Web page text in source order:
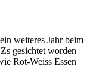
weiteres Jahr beim
gesichtet worden
Rot-Weiss Essen